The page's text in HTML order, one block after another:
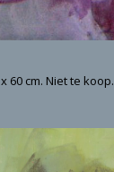
60 cm. Niet te koop.